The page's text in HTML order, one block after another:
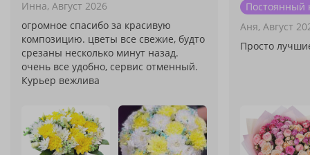
Инна, Август 2026
огромное спасибо за красивую
композицию. цветы все свежие, будто
срезаны несколько минут назад.
очень все удобно, сервис отменный.
Курьер вежлива
Постоянный
Аня, Август
Просто